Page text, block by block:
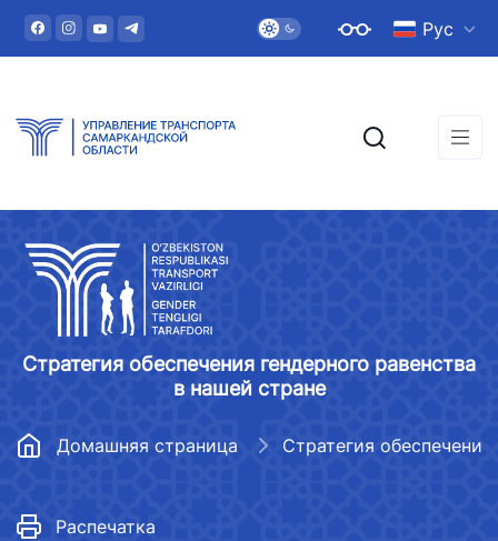
Рус
Стратегия обеспечения гендерного равенства
в нашей стране
Домашняя страница
Распечатка